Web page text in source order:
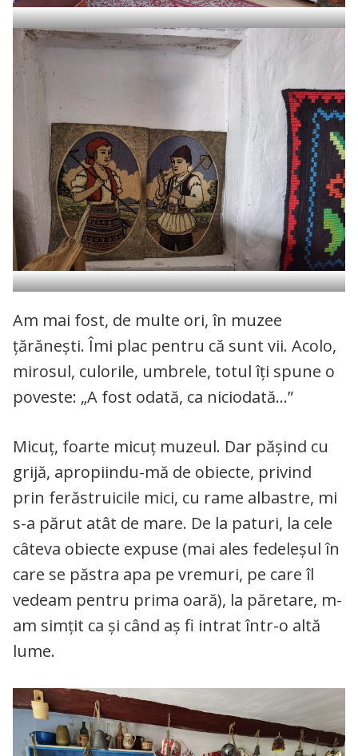
Am mai fost, de multe ori, în muzee
țărănești. Îmi plac pentru că sunt vii. Acolo,
mirosul, culorile, umbrele, totul îți spune o
poveste: „A fost odată, ca niciodată…”
Micuț, foarte micuț muzeul. Dar pășind cu
grijă, apropiindu-mă de obiecte, privind
prin ferăstruicile mici, cu rame albastre, mi
s-a părut atât de mare. De la paturi, la cele
câteva obiecte expuse (mai ales fedeleșul în
care se păstra apa pe vremuri, pe care îl
vedeam pentru prima oară), la păretare, m-
am simțit ca și când aș fi intrat într-o altă
lume.